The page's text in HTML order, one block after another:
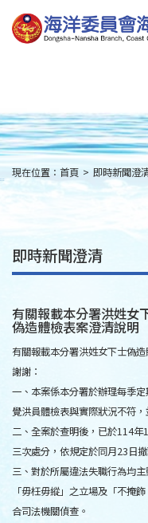
到
主
要
main
content
:::
現在位置： 首頁 > 即時新聞澄
即時新聞澄清
有關報載本分署洪姓女
偽造體檢表案澄清說明
有關報載本分署洪姓女下士偽
謝謝：
一、本案係本分署於辦理每季
覺洪員體檢表與實際狀況不符，
二、全案於查明後，已於114
三次處分，依規定於同月23日
三、對於所屬違法失職行為均
「毋枉毋縱」之立場及「不掩
合司法機關偵查。